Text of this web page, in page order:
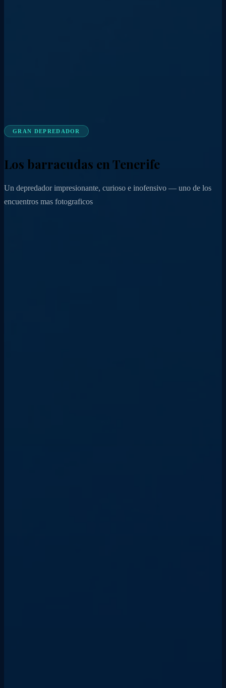
GRAN DEPREDADOR
Los barracudas en Tenerife
Un depredador impresionante, curioso e inofensivo — uno de los
encuentros mas fotograficos